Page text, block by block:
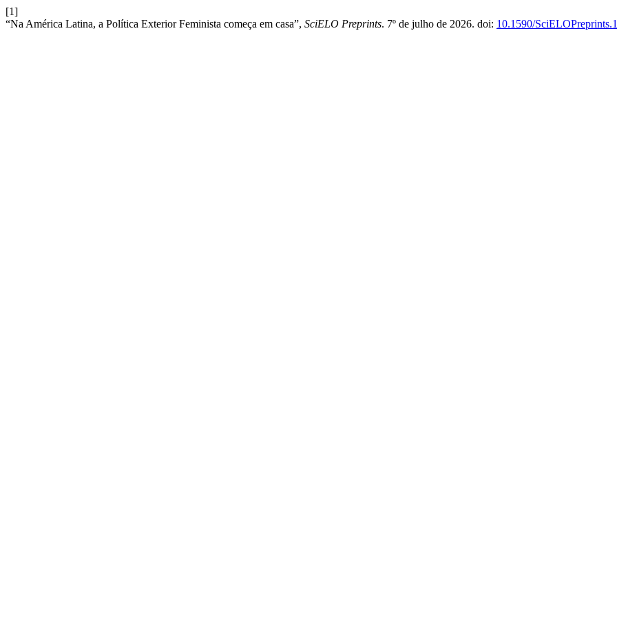
[1]
“Na América Latina, a Política Exterior Feminista começa em casa”, SciELO Preprints. 7º de julho de 2026. doi: 10.1590/